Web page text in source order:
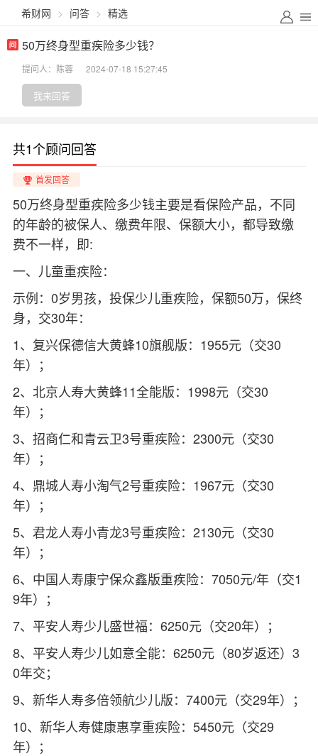
希财网 > 问答 > 精选
50万终身型重疾险多少钱？
提问人：陈蓉 2024-07-18 15:27:45
我来回答
共1个顾问回答
首发回答
50万终身型重疾险多少钱主要是看保险产品，不同
的年龄的被保人、缴费年限、保额大小，都导致缴
费不一样，即:
一、儿童重疾险：
示例：0岁男孩，投保少儿重疾险，保额50万，保终
身，交30年：
1、复兴保德信大黄蜂10旗舰版：1955元（交30
年）；
2、北京人寿大黄蜂11全能版：1998元（交30
年）；
3、招商仁和青云卫3号重疾险：2300元（交30
年）；
4、鼎城人寿小淘气2号重疾险：1967元（交30
年）；
5、君龙人寿小青龙3号重疾险：2130元（交30
年）；
6、中国人寿康宁保众鑫版重疾险：7050元/年（交1
9年）；
7、平安人寿少儿盛世福：6250元（交20年）；
8、平安人寿少儿如意全能：6250元（80岁返还）3
0年交；
9、新华人寿多倍领航少儿版：7400元（交29年）；
10、新华人寿健康惠享重疾险：5450元（交29
年）；